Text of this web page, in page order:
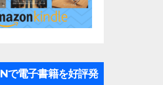
で電子書籍を好評発